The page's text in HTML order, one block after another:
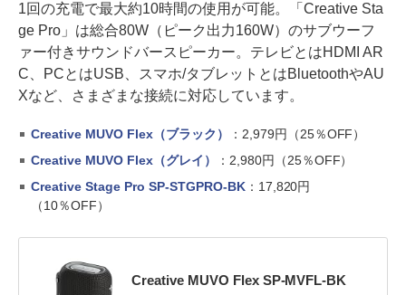
1回の充電で最大約10時間の使用が可能。「Creative Sta
ge Pro」は総合80W（ピーク出力160W）のサブウーフ
ァー付きサウンドバースピーカー。テレビとはHDMI AR
C、PCとはUSB、スマホ/タブレットとはBluetoothやAU
Xなど、さまざまな接続に対応しています。
Creative MUVO Flex（ブラック）
：2,979円（25％OFF）
Creative MUVO Flex（グレイ）
：2,980円（25％OFF）
Creative Stage Pro SP-STGPRO-BK：17,820円
（10％OFF）
Creative MUVO Flex SP-MVFL-BK